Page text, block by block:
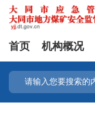
首页 机构概况